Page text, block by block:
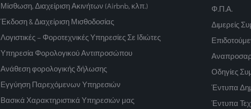
Μίσθωση, Διαχείριση Ακινήτων (Airbnb, κλπ.)
Έκδοση & Διαχείριση Μισθοδοσίας
Λογιστικές – Φοροτεχνικές Υπηρεσίες Σε Ιδιώτες
Υπηρεσία Φορολογικού Αντιπροσώπου
Ανάθεση φορολογικής δήλωσης
Εγγύηση Παρεχόμενων Υπηρεσιών
Βασικά Χαρακτηριστικά Υπηρεσιών μας
Φ.Π.Α.
Διμερείς
Οδηγίες
Έντυπα
Έντυπα